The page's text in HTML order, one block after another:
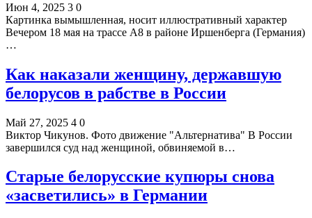
Июн 4, 2025 3 0
Картинка вымышленная, носит иллюстративный характер
Вечером 18 мая на трассе A8 в районе Иршенберга (Германия)
…
Как наказали женщину, державшую
белорусов в рабстве в России
Май 27, 2025 4 0
Виктор Чикунов. Фото движение "Альтернатива" В России
завершился суд над женщиной, обвиняемой в…
Старые белорусские купюры снова
«засветились» в Германии